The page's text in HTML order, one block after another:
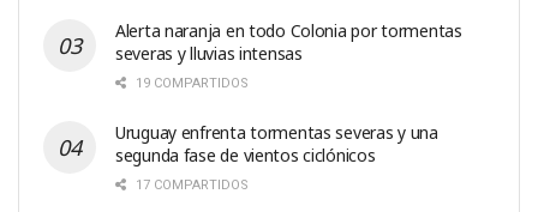
Alerta naranja en todo Colonia por tormentas
severas y lluvias intensas
19 COMPARTIDOS
Uruguay enfrenta tormentas severas y una
segunda fase de vientos ciclónicos
17 COMPARTIDOS